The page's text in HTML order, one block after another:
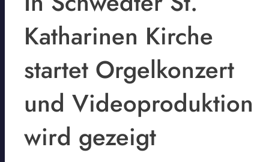
Katharinen Kirche
startet Orgelkonzert
und Videoproduktion
wird gezeigt